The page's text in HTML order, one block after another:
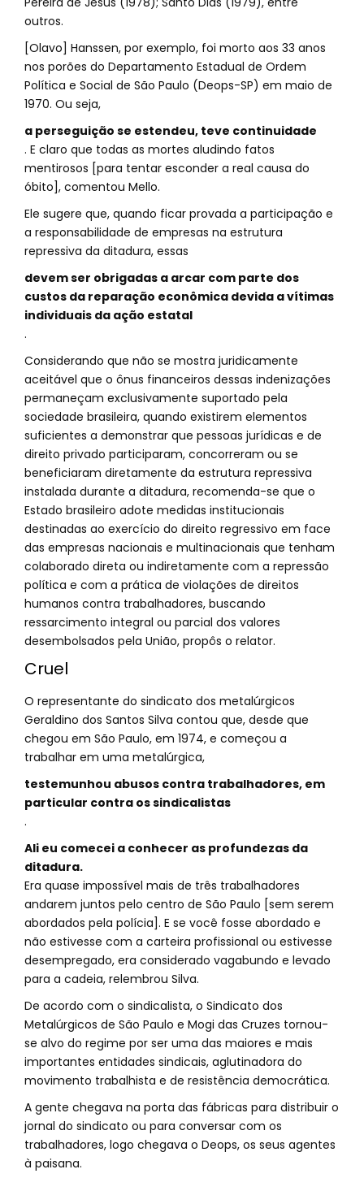
outros.
[Olavo] Hanssen, por exemplo, foi morto aos 33 anos
nos porões do Departamento Estadual de Ordem
Política e Social de São Paulo (Deops-SP) em maio de
1970. Ou seja,
a perseguição se estendeu, teve continuidade
. E claro que todas as mortes aludindo fatos
mentirosos [para tentar esconder a real causa do
óbito], comentou Mello.
Ele sugere que, quando ficar provada a participação e
a responsabilidade de empresas na estrutura
repressiva da ditadura, essas
devem ser obrigadas a arcar com parte dos
custos da reparação econômica devida a vítimas
individuais da ação estatal
.
Considerando que não se mostra juridicamente
aceitável que o ônus financeiros dessas indenizações
permaneçam exclusivamente suportado pela
sociedade brasileira, quando existirem elementos
suficientes a demonstrar que pessoas jurídicas e de
direito privado participaram, concorreram ou se
beneficiaram diretamente da estrutura repressiva
instalada durante a ditadura, recomenda-se que o
Estado brasileiro adote medidas institucionais
destinadas ao exercício do direito regressivo em face
das empresas nacionais e multinacionais que tenham
colaborado direta ou indiretamente com a repressão
política e com a prática de violações de direitos
humanos contra trabalhadores, buscando
ressarcimento integral ou parcial dos valores
desembolsados pela União, propôs o relator.
Cruel
O representante do sindicato dos metalúrgicos
Geraldino dos Santos Silva contou que, desde que
chegou em São Paulo, em 1974, e começou a
trabalhar em uma metalúrgica,
testemunhou abusos contra trabalhadores, em
particular contra os sindicalistas
.
Ali eu comecei a conhecer as profundezas da
ditadura.
Era quase impossível mais de três trabalhadores
andarem juntos pelo centro de São Paulo [sem serem
abordados pela polícia]. E se você fosse abordado e
não estivesse com a carteira profissional ou estivesse
desempregado, era considerado vagabundo e levado
para a cadeia, relembrou Silva.
De acordo com o sindicalista, o Sindicato dos
Metalúrgicos de São Paulo e Mogi das Cruzes tornou-
se alvo do regime por ser uma das maiores e mais
importantes entidades sindicais, aglutinadora do
movimento trabalhista e de resistência democrática.
A gente chegava na porta das fábricas para distribuir o
jornal do sindicato ou para conversar com os
trabalhadores, logo chegava o Deops, os seus agentes
à paisana.